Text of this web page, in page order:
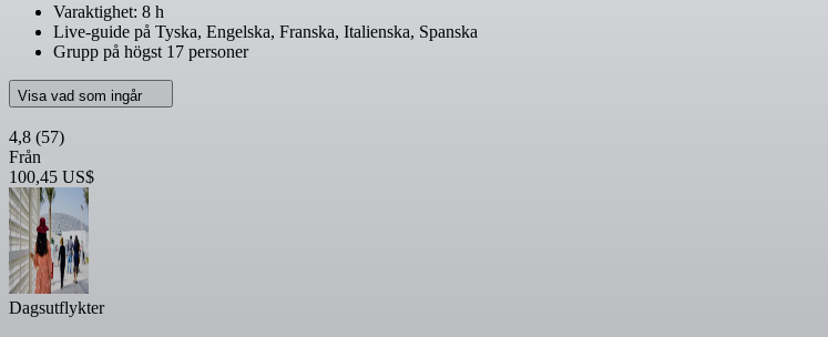
Varaktighet: 8 h
Live-guide på Tyska, Engelska, Franska, Italienska, Spanska
Grupp på högst 17 personer
Visa vad som ingår
4,8 (57)
Från
100,45 US$
Dagsutflykter